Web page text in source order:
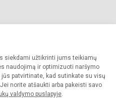
siekdami užtikrinti jums teikiamų
naudojimą ir optimizuoti naršymo
jūs patvirtinate, kad sutinkate su visų
norite atšaukti arba pakeisti savo
valdymo puslapyje.
gimnazija. Visos teisės saugomos.
sutikimo griežtai draudžiama.
Slapukų valdymas